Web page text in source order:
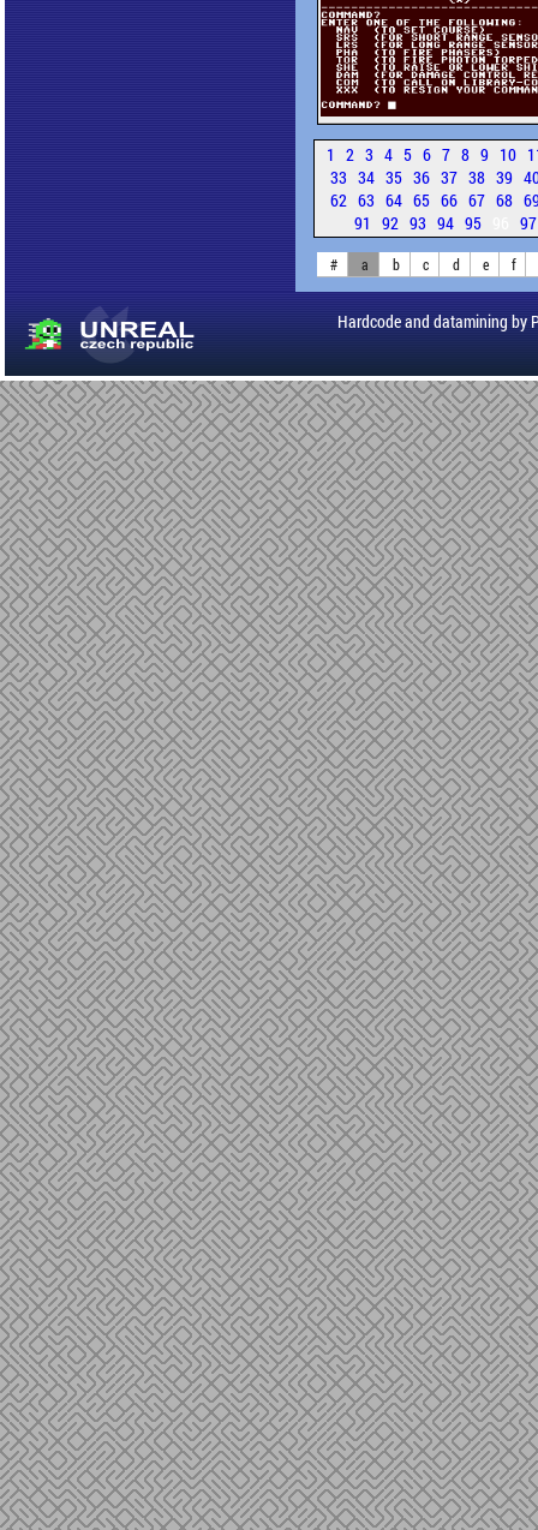
1 2 3 4 5 6 7 8 9 10
33 34 35 36 37 38 39
62 63 64 65 66 67 68
91 92 93 94 95
# a b c d e f
Hardcode and datamining by